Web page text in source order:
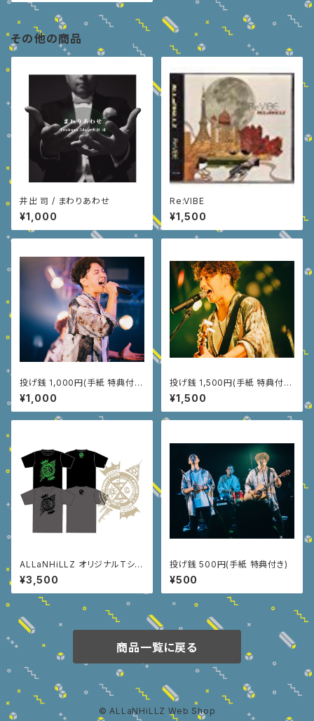
その他の商品
井出 司 / まわりあわせ
¥1,000
Re:VIBE
¥1,500
投げ銭 1,000円(手紙 特典付
き)
¥1,000
投げ銭 1,500円(手紙 特典付
き)
¥1,500
ALLaNHiLLZ オリジナルTシャ
ツ
¥3,500
投げ銭 500円(手紙 特典付き)
¥500
商品一覧に戻る
© ALLaNHiLLZ Web Shop